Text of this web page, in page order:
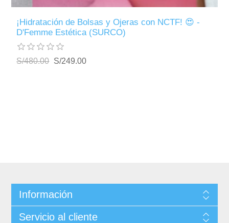
¡Hidratación de Bolsas y Ojeras con NCTF! 😍 -
D'Femme Estética (SURCO)
S/480.00 S/249.00
Información
Servicio al cliente